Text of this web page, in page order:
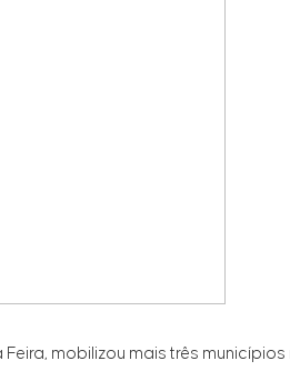
mobilizou mais três